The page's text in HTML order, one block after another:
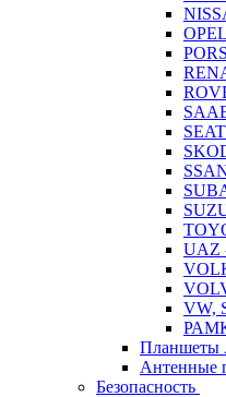
UAZ
VW,
Планшеты
Антенные
Безопасность